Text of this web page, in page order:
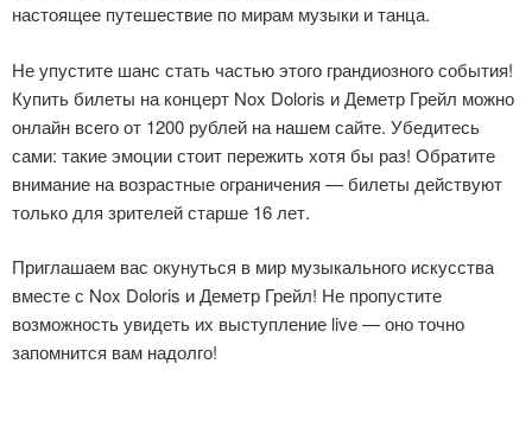
настоящее путешествие по мирам музыки и танца.
Не упустите шанс стать частью этого грандиозного события!
Купить билеты на концерт Nox Doloris и Деметр Грейл можно
онлайн всего от 1200 рублей на нашем сайте. Убедитесь
сами: такие эмоции стоит пережить хотя бы раз! Обратите
внимание на возрастные ограничения — билеты действуют
только для зрителей старше 16 лет.
Приглашаем вас окунуться в мир музыкального искусства
вместе с Nox Doloris и Деметр Грейл! Не пропустите
возможность увидеть их выступление live — оно точно
запомнится вам надолго!